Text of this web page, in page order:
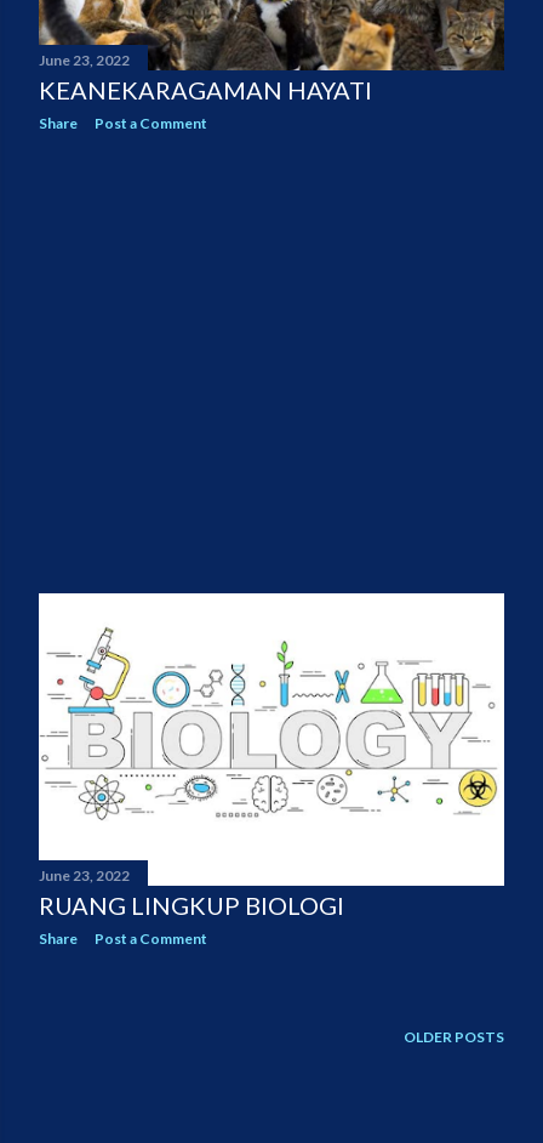
June 23, 2022
KEANEKARAGAMAN HAYATI
Share Post a Comment
June 23, 2022
RUANG LINGKUP BIOLOGI
Share Post a Comment
OLDER POSTS